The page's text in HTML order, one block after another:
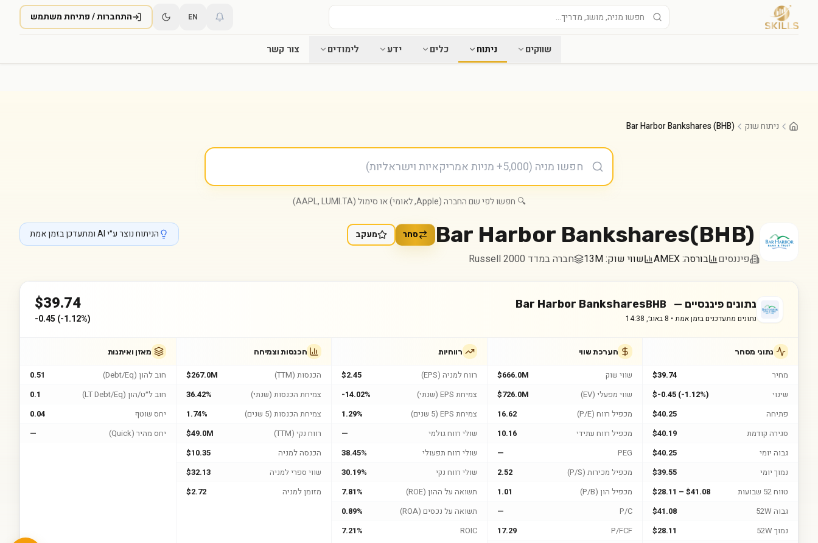
EN התחברות / פתיחת משתמש
שווקים ניתוח כלים ידע לימודים צור קשר
ניתוח שוק Bar Harbor Bankshares (BHB)
🔍 חפשו לפי שם החברה (Apple, לאומי) או סימול (AAPL, LUMI.TA)
Bar Harbor Bankshares(BHB) סחר מעקב
פיננסים בורסה:AMEX שווי שוק:13M חברה במדד Russell 2000
הניתוח נוצר ע״י AI ומתעדכן בזמן אמת
נתונים פיננסיים — Bar Harbor BanksharesBHB
נתונים מתעדכנים בזמן אמת • 8 באוג׳, 14:38
$39.74
-0.45 (-1.12%)
נתוני מסחר
מחיר
$39.74
שינוי
$-0.45 (-1.12%)
פתיחה
$40.25
סגירה קודמת
$40.19
גבוה יומי
$40.25
נמוך יומי
$39.55
טווח 52 שבועות
$28.11 – $41.08
גבוה 52W
$41.08
נמוך 52W
$28.11
הערכת שווי
שווי שוק
$666.0M
שווי מפעלי (EV)
$726.0M
מכפיל רווח (P/E)
16.62
מכפיל רווח עתידי
10.16
PEG
—
מכפיל מכירות (P/S)
2.52
מכפיל הון (P/B)
1.01
P/C
—
P/FCF
17.29
רווחיות
רווח למניה (EPS)
$2.45
צמיחת EPS (שנתי)
-14.02%
צמיחת EPS (5 שנים)
1.29%
שולי רווח גולמי
—
שולי רווח תפעולי
38.45%
שולי רווח נקי
30.19%
תשואה על ההון (ROE)
7.81%
תשואה על נכסים (ROA)
0.89%
ROIC
7.21%
הכנסות וצמיחה
הכנסות (TTM)
$267.0M
צמיחת הכנסות (שנתי)
36.42%
צמיחת הכנסות (5 שנים)
1.74%
רווח נקי (TTM)
$49.0M
הכנסה למניה
$10.35
שווי ספרי למניה
$32.13
מזומן למניה
$2.72
מאזן ואיתנות
חוב להון (Debt/Eq)
0.51
חוב ל״ט/הון (LT Debt/Eq)
0.1
יחס שוטף
0.04
יחס מהיר (Quick)
—